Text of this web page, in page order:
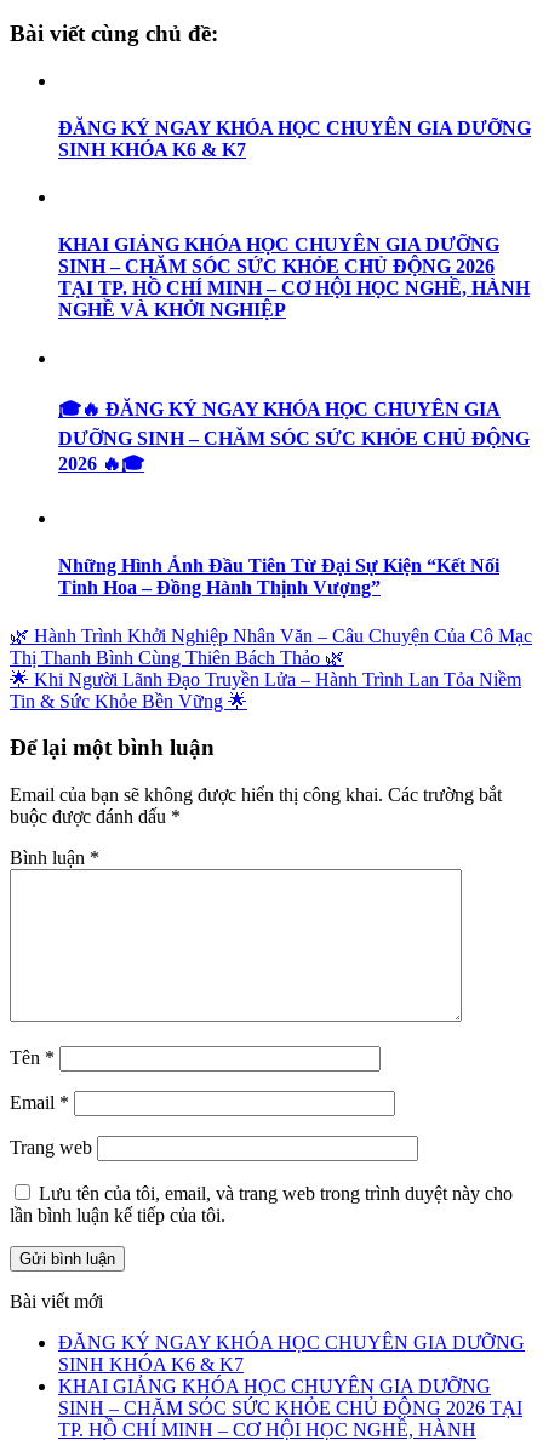
Bài viết cùng chủ đề:
ĐĂNG KÝ NGAY KHÓA HỌC CHUYÊN GIA DƯỠNG
SINH KHÓA K6 & K7
KHAI GIẢNG KHÓA HỌC CHUYÊN GIA DƯỠNG
SINH – CHĂM SÓC SỨC KHỎE CHỦ ĐỘNG 2026
TẠI TP. HỒ CHÍ MINH – CƠ HỘI HỌC NGHỀ, HÀNH
NGHỀ VÀ KHỞI NGHIỆP
🎓🔥 ĐĂNG KÝ NGAY KHÓA HỌC CHUYÊN GIA
DƯỠNG SINH – CHĂM SÓC SỨC KHỎE CHỦ ĐỘNG
2026 🔥🎓
Những Hình Ảnh Đầu Tiên Từ Đại Sự Kiện “Kết Nối
Tinh Hoa – Đồng Hành Thịnh Vượng”
🌿 Hành Trình Khởi Nghiệp Nhân Văn – Câu Chuyện Của Cô Mạc
Thị Thanh Bình Cùng Thiên Bách Thảo 🌿
🌟 Khi Người Lãnh Đạo Truyền Lửa – Hành Trình Lan Tỏa Niềm
Tin & Sức Khỏe Bền Vững 🌟
Để lại một bình luận
Email của bạn sẽ không được hiển thị công khai. Các trường bắt
buộc được đánh dấu *
Bình luận *
Tên *
Email *
Trang web
Lưu tên của tôi, email, và trang web trong trình duyệt này cho
lần bình luận kế tiếp của tôi.
Bài viết mới
ĐĂNG KÝ NGAY KHÓA HỌC CHUYÊN GIA DƯỠNG
SINH KHÓA K6 & K7
KHAI GIẢNG KHÓA HỌC CHUYÊN GIA DƯỠNG
SINH – CHĂM SÓC SỨC KHỎE CHỦ ĐỘNG 2026 TẠI
TP. HỒ CHÍ MINH – CƠ HỘI HỌC NGHỀ, HÀNH